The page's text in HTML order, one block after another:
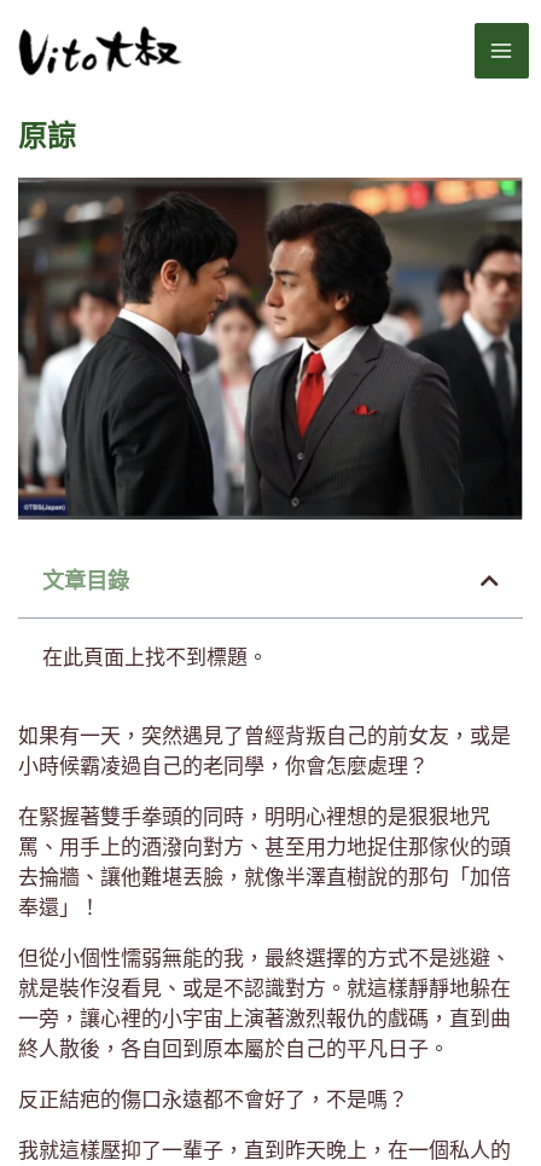
至
原諒
文章目錄
在此頁面上找不到標題。
如果有一天，突然遇見了曾經背叛自己的前女友，或是
小時候霸凌過自己的老同學，你會怎麼處理？
在緊握著雙手拳頭的同時，明明心裡想的是狠狠地咒
罵、用手上的酒潑向對方、甚至用力地捉住那傢伙的頭
去掄牆、讓他難堪丟臉，就像半澤直樹說的那句「加倍
奉還」！
但從小個性懦弱無能的我，最終選擇的方式不是逃避、
就是裝作沒看見、或是不認識對方。就這樣靜靜地躲在
一旁，讓心裡的小宇宙上演著激烈報仇的戲碼，直到曲
終人散後，各自回到原本屬於自己的平凡日子。
反正結疤的傷口永遠都不會好了，不是嗎？
我就這樣壓抑了一輩子，直到昨天晚上，在一個私人的